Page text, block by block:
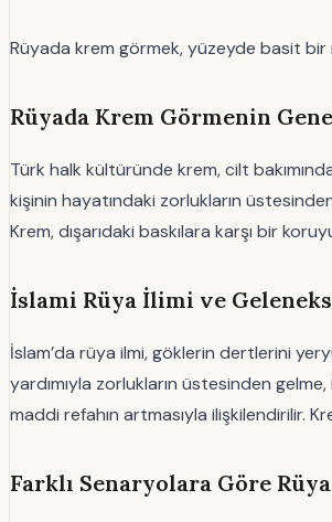
Rüyada krem görmek, yüzeyde basit bir
Rüyada Krem Görmenin
Türk halk kültüründe krem, cilt
kişinin hayatındaki zorlukların
Krem, dışarıdaki baskılara karşı bir
İslami Rüya İlimi ve
İslam’da rüya ilmi, göklerin dertlerini
yardımıyla zorlukların üstesinden
maddi refahın artmasıyla ilişkilendirilir.
Farklı Senaryolara Göre